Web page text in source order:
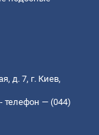
д. 7, г. Киев,
телефон — (044)